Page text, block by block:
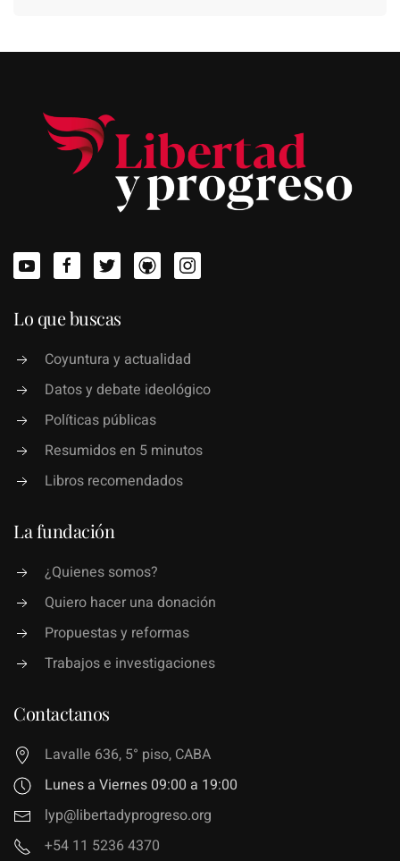
Lo que buscas
Coyuntura y actualidad
Datos y debate ideológico
Políticas públicas
Resumidos en 5 minutos
Libros recomendados
La fundación
¿Quienes somos?
Quiero hacer una donación
Propuestas y reformas
Trabajos e investigaciones
Contactanos
Lavalle 636, 5° piso, CABA
Lunes a Viernes 09:00 a 19:00
lyp@libertadyprogreso.org
+54 11 5236 4370